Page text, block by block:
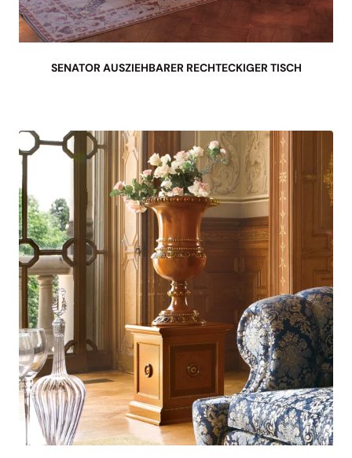
SENATOR AUSZIEHBARER RECHTECKIGER TISCH